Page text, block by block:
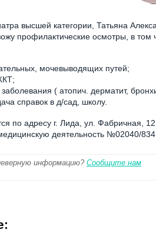
высшей категории, Татьяна
профилактические осмотры, в
мочевыводящих путей;
заболевания ( атопич. дерматит,
справок в д/сад, школу.
по адресу г. Лида, ул. Фабричная,
деятельность №02040/
информацию? Сообщите нам